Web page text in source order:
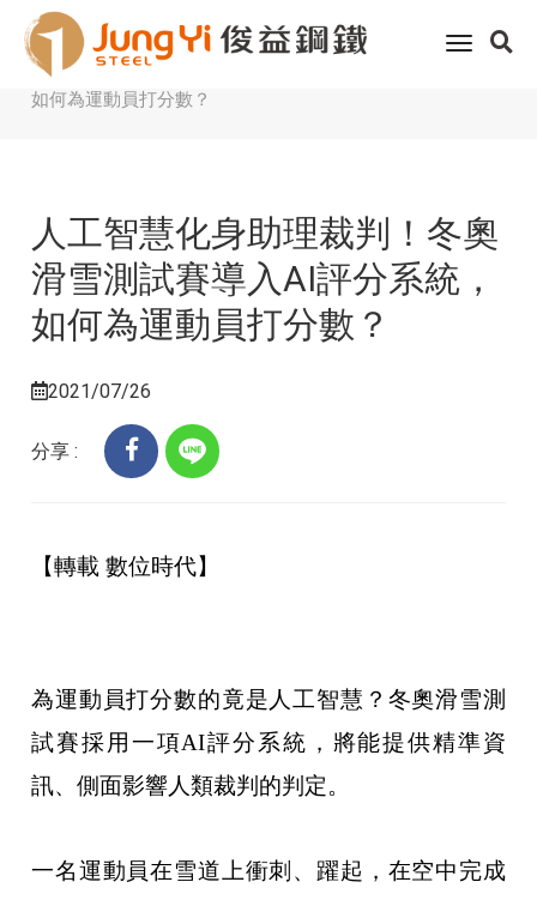
toggle
Home 客戶服務
科技趨勢
人工智慧化身助理裁判！冬奧滑雪測試賽導入AI評分系統，
如何為運動員打分數？
人工智慧化身助理裁判！冬奧
滑雪測試賽導入AI評分系統，
如何為運動員打分數？
2021/07/26
分享 :
【轉載 數位時代】
為運動員打分數的竟是人工智慧？冬奧滑雪測
試賽採用一項AI評分系統，將能提供精準資
訊、側面影響人類裁判的判定。
一名運動員在雪道上衝刺、躍起，在空中完成